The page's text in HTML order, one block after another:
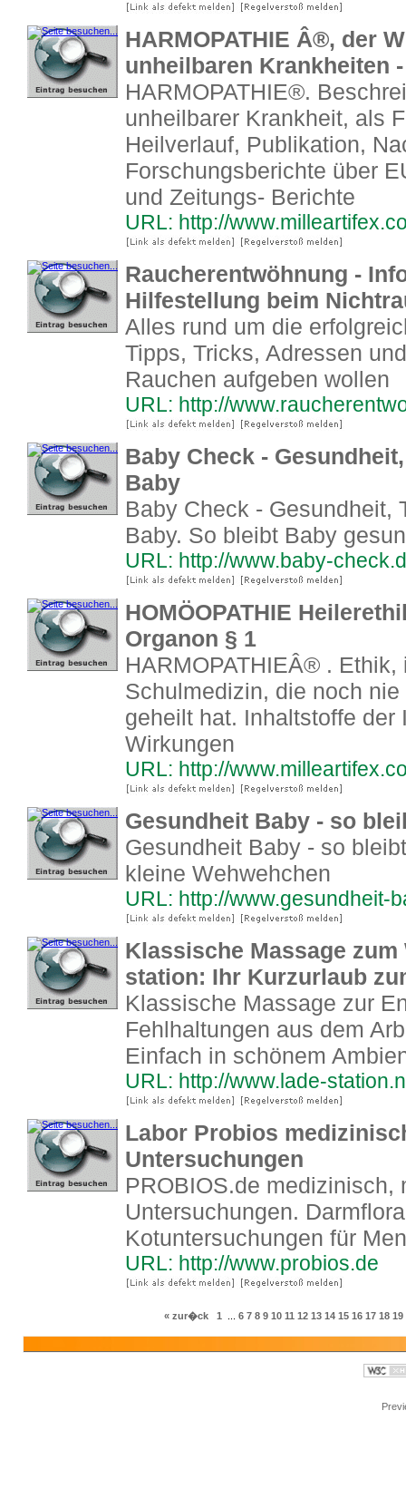
HARMOPATHIE Â®, der
unheilbaren Krankheiten
HARMOPATHIE®.
unheilbarer Krankheit, als
Heilverlauf, Publikation,
Forschungsberichte über
und Zeitungs- Berichte
URL: http://
Raucherentwöhnung -
Hilfestellung beim
Alles rund um die
Tipps, Tricks, Adressen
Rauchen aufgeben wollen
URL: http://
Baby Check -
Baby
Baby Check - Gesundheit,
Baby. So bleibt Baby
URL: http://www.baby-
HOMÖOPATHIE
Organon § 1
HARMOPATHIEÂ® .
Schulmedizin, die noch
geheilt hat. Inhaltstoffe der
Wirkungen
URL: http://
Gesundheit Baby - so
Gesundheit Baby - so
kleine Wehwehchen
URL: http://www.gesundheit-
Klassische Massage
station: Ihr Kurzurlaub
Klassische Massage zur
Fehlhaltungen aus dem
Einfach in schönem
URL: http://www.lade-
Labor Probios
Untersuchungen
PROBIOS.de medizinisch,
Untersuchungen.
Kotuntersuchungen für
URL: http://www.probios.de
« zur�ck 1 6 7 8 9 10 11 12 13 14 15 16 17 18 19